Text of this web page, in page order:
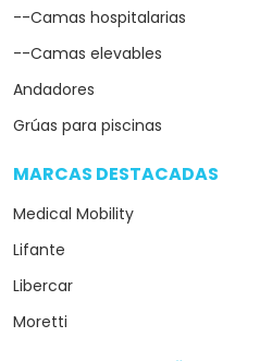
--Camas hospitalarias
--Camas elevables
Andadores
Grúas para piscinas
MARCAS DESTACADAS
Medical Mobility
Lifante
Libercar
Moretti